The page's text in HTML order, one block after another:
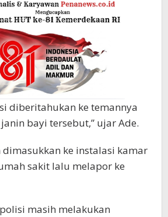
diberitahukan ke temannya
bayi tersebut,” ujar Ade.
ke instalasi kamar
sakit lalu melapor ke
masih melakukan